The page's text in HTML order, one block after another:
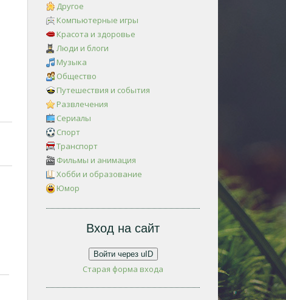
Другое
Компьютерные игры
Красота и здоровье
Люди и блоги
Музыка
Общество
Путешествия и события
Развлечения
Сериалы
Спорт
Транспорт
Фильмы и анимация
Хобби и образование
Юмор
Вход на сайт
Войти через uID
Старая форма входа